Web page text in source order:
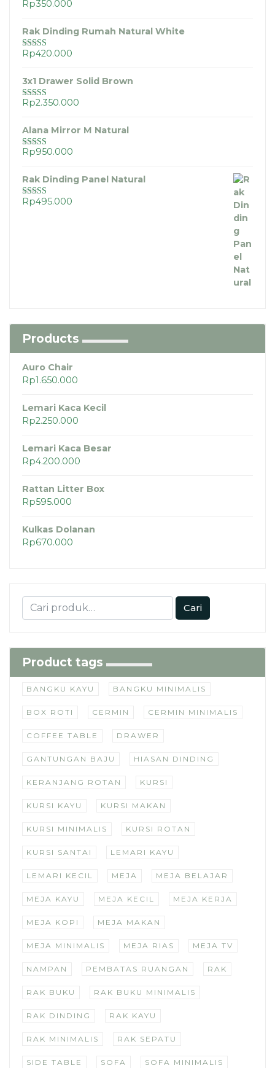
Dinilai5.00
Rp350.000
Rak Dinding Rumah Natural White
Dinilai5.00
Rp420.000
3x1 Drawer Solid Brown
Dinilai5.00
Rp2.350.000
Alana Mirror M Natural
Dinilai5.00
Rp950.000
Rak Dinding Panel Natural
Dinilai5.00
Rp495.000
Products
Auro Chair
Rp1.650.000
Lemari Kaca Kecil
Rp2.250.000
Lemari Kaca Besar
Rp4.200.000
Rattan Litter Box
Rp595.000
Kulkas Dolanan
Rp670.000
Cari
Product tags
BANGKU KAYU BANGKU MINIMALIS
BOX ROTI CERMIN CERMIN MINIMALIS
COFFEE TABLE DRAWER
GANTUNGAN BAJU HIASAN DINDING
KERANJANG ROTAN KURSI
KURSI KAYU KURSI MAKAN
KURSI MINIMALIS KURSI ROTAN
KURSI SANTAI LEMARI KAYU
LEMARI KECIL MEJA MEJA BELAJAR
MEJA KAYU MEJA KECIL MEJA KERJA
MEJA KOPI MEJA MAKAN
MEJA MINIMALIS MEJA RIAS MEJA TV
NAMPAN PEMBATAS RUANGAN RAK
RAK BUKU RAK BUKU MINIMALIS
RAK DINDING RAK KAYU
RAK MINIMALIS RAK SEPATU
SIDE TABLE SOFA SOFA MINIMALIS